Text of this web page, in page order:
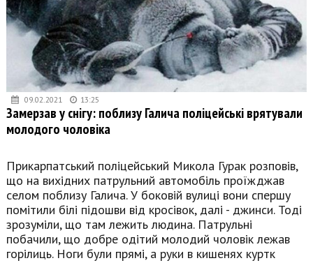
09.02.2021 13:25
Замерзав у снігу: поблизу Галича поліцейські врятували
молодого чоловіка
Прикарпатський поліцейський Микола Гурак розповів,
що на вихідних патрульний автомобіль проїжджав
селом поблизу Галича. У боковій вулиці вони спершу
помітили білі підошви від кросівок, далі - джинси. Тоді
зрозуміли, що там лежить людина. Патрульні
побачили, що добре одітий молодий чоловік лежав
горілиць. Ноги були прямі, а руки в кишенях куртк